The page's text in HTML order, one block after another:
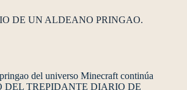
DE UN ALDEANO PRINGAO.
del universo Minecraft continúa
DEL TREPIDANTE DIARIO DE